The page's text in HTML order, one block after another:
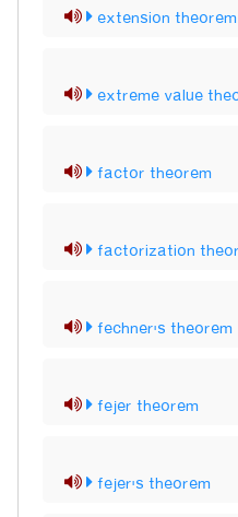
extension theorem
extreme value
factor theorem
factorization
fechner's theorem
fejer theorem
fejer's theorem